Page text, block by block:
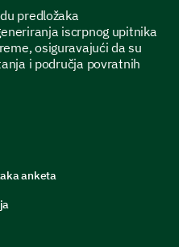
with the equipment?
a little more about how
our equipment loan
predložaka
iscrpnog upitnika
osiguravajući da su
i područja povratnih
anketa